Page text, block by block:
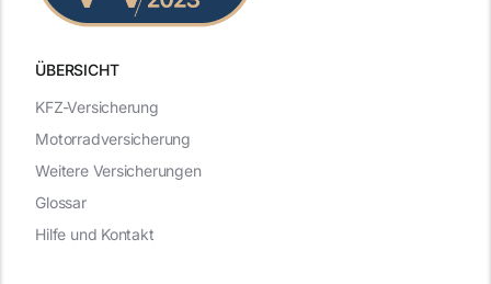
ÜBERSICHT
KFZ-Versicherung
Motorradversicherung
Weitere Versicherungen
Glossar
Hilfe und Kontakt